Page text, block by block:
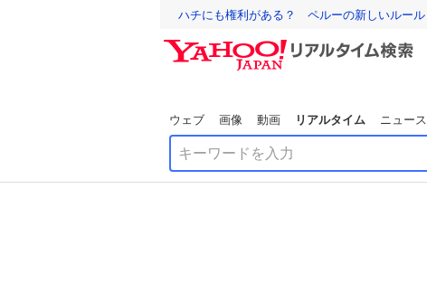
ハチにも権利がある？ ペルーの新しいルール
ウェブ 画像 動画 リアルタイム ニュース